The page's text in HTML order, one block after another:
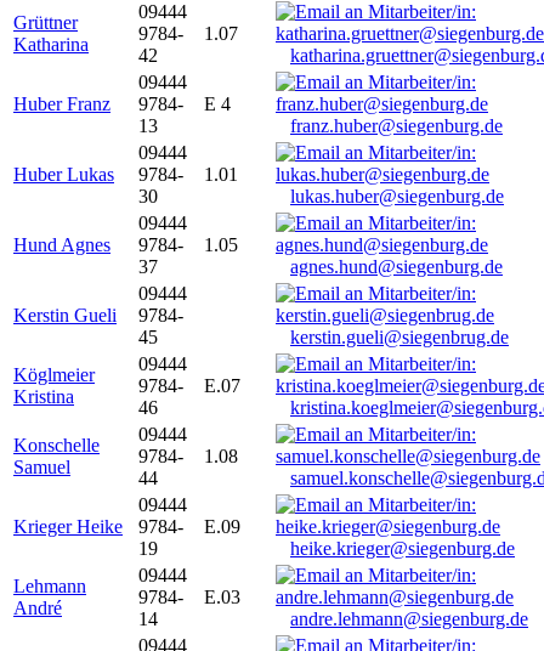
Grüttner
Katharina
09444
9784-
42
1.07
Huber Franz
09444
9784-
13
E 4
franz.huber@siegenburg.de
Huber Lukas
09444
9784-
30
1.01
lukas.huber@siegenburg.de
Hund Agnes
09444
9784-
37
1.05
agnes.hund@siegenburg.de
Kerstin Gueli
09444
9784-
45
kerstin.gueli@siegenbrug.de
Köglmeier
Kristina
09444
9784-
46
E.07
Konschelle
Samuel
09444
9784-
44
1.08
Krieger Heike
09444
9784-
19
E.09
heike.krieger@siegenburg.de
Lehmann
André
09444
9784-
14
E.03
andre.lehmann@siegenburg.de
09444